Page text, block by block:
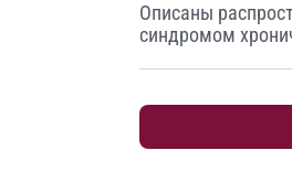
Описаны
синдромом